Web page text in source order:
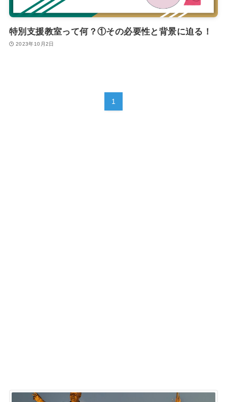
特別支援教室って何？①その必要性と背景に迫る！
2023年10月2日
1